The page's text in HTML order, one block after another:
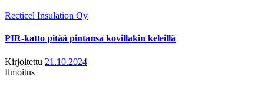
Recticel Insulation Oy
PIR-katto pitää pintansa kovillakin keleillä
Kirjoitettu 21.10.2024
Ilmoitus